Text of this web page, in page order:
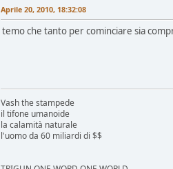
Aprile 20, 2010, 18:32:08
temo che tanto per cominciare sia
Vash the stampede
il tifone umanoide
la calamità naturale
l'uomo da 60 miliardi di $$